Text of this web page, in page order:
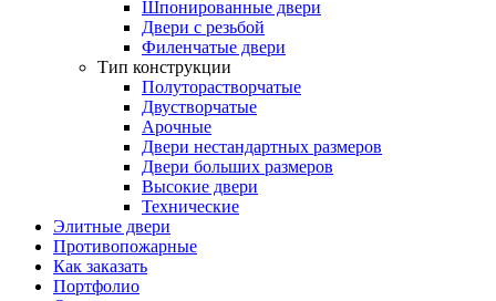
Шпонированные двери
Двери с резьбой
Филенчатые двери
Тип конструкции
Полуторастворчатые
Двустворчатые
Арочные
Двери нестандартных размеров
Двери больших размеров
Высокие двери
Технические
Элитные двери
Противопожарные
Как заказать
Портфолио